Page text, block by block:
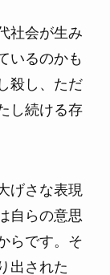
社会が生み
いるのかも
殺し、ただ
し続ける存
げさな表現
自らの意思
らです。そ
出された